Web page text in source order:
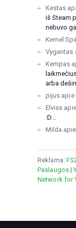
Kestas
iš Steam
nebuvo
Kernel
Vygantas
Kempas
arba
pijus apie
Elviss
:D...
Milda apie
Reklama:
Paslaugos|
Network for